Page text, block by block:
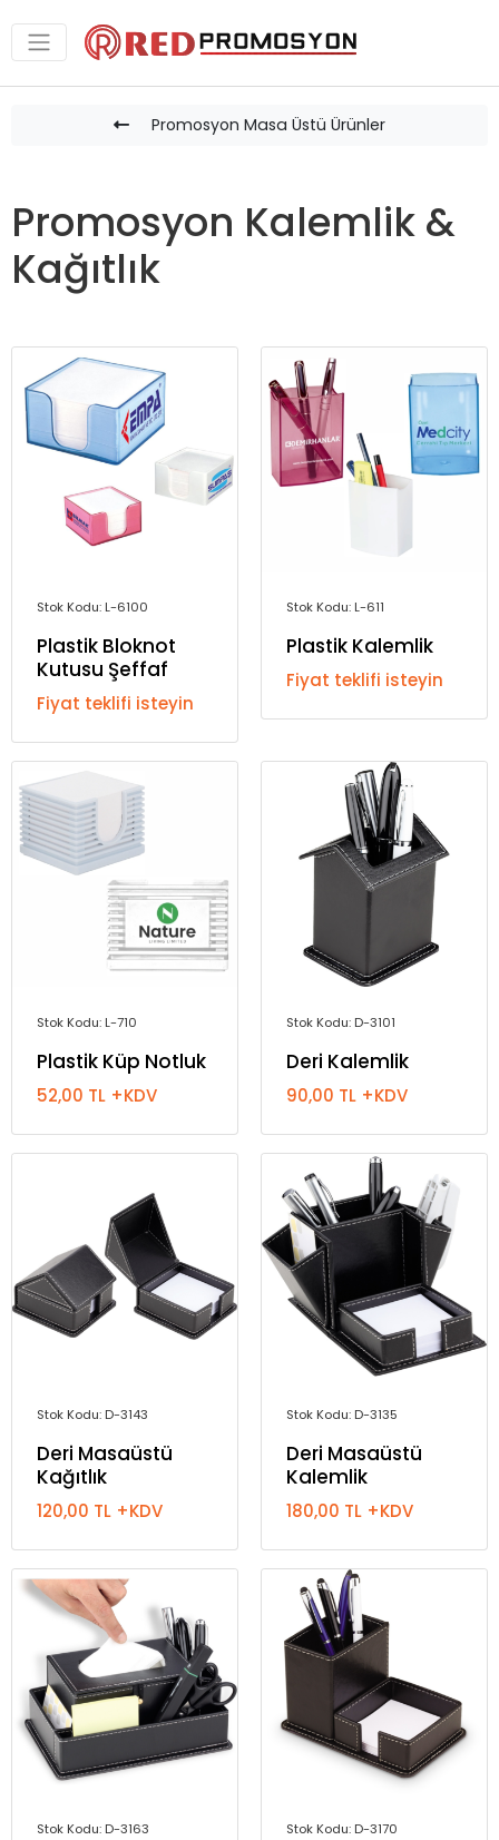
Promosyon Masa Üstü Ürünler
Promosyon Kalemlik &
Kağıtlık
Stok Kodu: L-6100
Plastik Bloknot
Kutusu Şeffaf
Fiyat teklifi isteyin
Stok Kodu: L-611
Plastik Kalemlik
Fiyat teklifi isteyin
Stok Kodu: L-710
Plastik Küp Notluk
52,00 TL +KDV
Stok Kodu: D-3101
Deri Kalemlik
90,00 TL +KDV
Stok Kodu: D-3143
Deri Masaüstü
Kağıtlık
120,00 TL +KDV
Stok Kodu: D-3135
Deri Masaüstü
Kalemlik
180,00 TL +KDV
Stok Kodu: D-3163 Stok Kodu: D-3170